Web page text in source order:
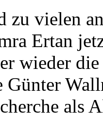
zu vielen
Ertan
wieder
Günter
als